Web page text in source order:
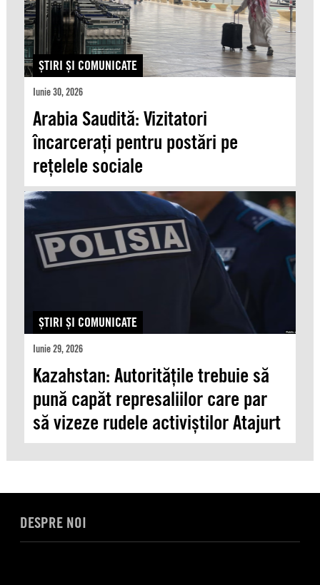
ŞTIRI ŞI COMUNICATE
Iunie 30, 2026
Arabia Saudită: Vizitatori
încarcerați pentru postări pe
rețelele sociale
ŞTIRI ŞI COMUNICATE
Iunie 29, 2026
Kazahstan: Autoritățile trebuie să
pună capăt represaliilor care par
să vizeze rudele activiștilor Atajurt
DESPRE NOI